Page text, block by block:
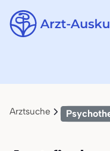
Arztsuche